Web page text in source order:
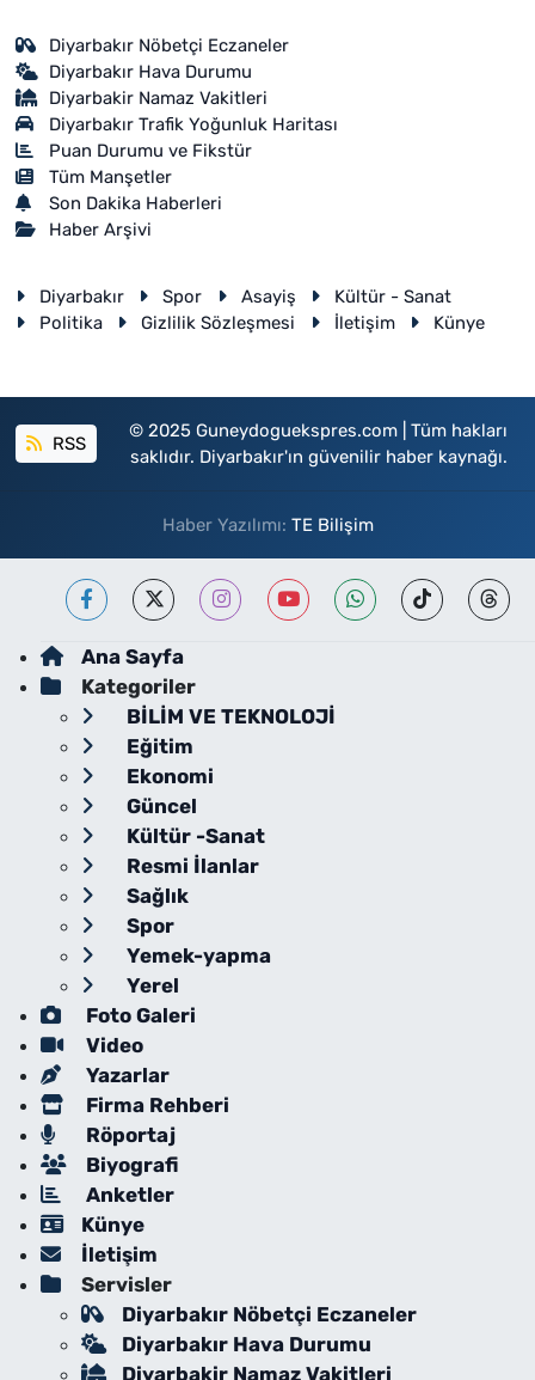
Diyarbakır Nöbetçi Eczaneler
Diyarbakır Hava Durumu
Diyarbakir Namaz Vakitleri
Diyarbakır Trafik Yoğunluk Haritası
Puan Durumu ve Fikstür
Tüm Manşetler
Son Dakika Haberleri
Haber Arşivi
Diyarbakır Spor Asayiş
Kültür - Sanat
Politika
Gizlilik Sözleşmesi İletişim Künye
RSS
© 2025 Guneydoguekspres.com | Tüm hakları
saklıdır. Diyarbakır'ın güvenilir haber kaynağı.
Haber Yazılımı: TE Bilişim
Ana Sayfa
Kategoriler
BİLİM VE TEKNOLOJİ
Eğitim
Ekonomi
Güncel
Kültür -Sanat
Resmi İlanlar
Sağlık
Spor
Yemek-yapma
Yerel
Foto Galeri
Video
Yazarlar
Firma Rehberi
Röportaj
Biyografi
Anketler
Künye
İletişim
Servisler
Diyarbakır Nöbetçi Eczaneler
Diyarbakır Hava Durumu
Diyarbakir Namaz Vakitleri